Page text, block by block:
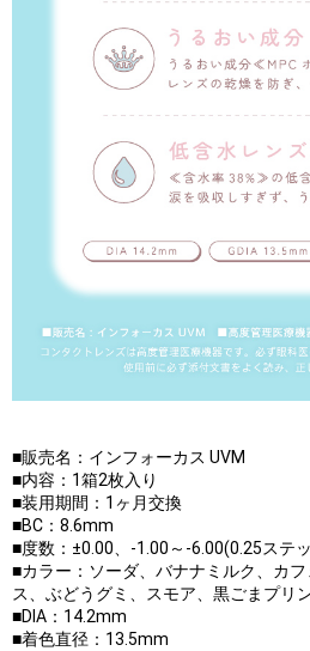
■販売名：インフォーカス UVM
■内容：1箱2枚入り
■装用期間：1ヶ月交換
■BC：8.6mm
■度数：±0.00、-1.00～-6.00(0.25ステ
■カラー：ソーダ、バナナミルク、カ
ス、ぶどうグミ、スモア、黒ごまプリ
■DIA：14.2mm
■着色直径：13.5mm